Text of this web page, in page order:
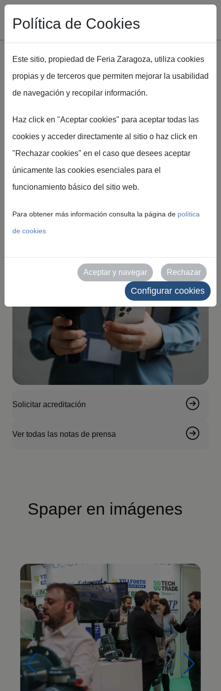
Pasar al contenido principal
Zona de
prensa
Solicitar acreditación
Ver todas las notas de prensa
Spaper en imágenes
Imagen
Política de Cookies
Este sitio, propiedad de Feria Zaragoza, utiliza cookies
propias y de terceros que permiten mejorar la usabilidad
de navegación y recopilar información.
Haz click en "Aceptar cookies" para aceptar todas las
cookies y acceder directamente al sitio o haz click en
"Rechazar cookies" en el caso que desees aceptar
únicamente las cookies esenciales para el
funcionamiento básico del sitio web.
Para obtener más información consulta la página de política
de cookies
Aceptar y navegar Rechazar
Configurar cookies